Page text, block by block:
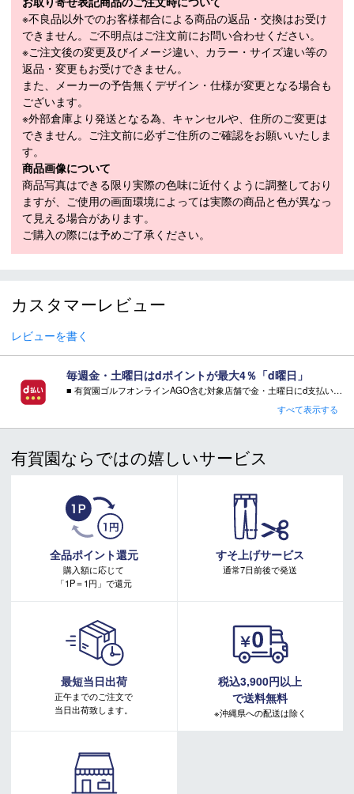
SHELL : POLYURETHANE / CUFF : POLYURETHANE / EXTERNA
L CANTING / STRAP: 40MM
SPECIFICATION
モデル
LBO2240
LENGTH（cm）
25.5cm / 26-26.5cm / 27-27.5cm
LAST（mm）
ブーツソール規
格
GRIP WALK (ISO23223)
シェル成型
モデル年
スキーブーツ 注意事項
＊取扱商品は、日本正規品です。
＊商品情報はディーラーカタログを基に表記しております。
＊製造の時期により、デザインが商品画像と異なる場合がご
ざいます。
＊製造上におきる細かい傷・汚れは、不良品に該当はしませ
ん。
る場合がございます。
＊シェル・インナー成型は実店舗の作業となります。工賃は
無料です。
＊商品に質問などある場合は、ご購入前にショップまでお問
い合わせください。
※不良品以外でのお客様都合による商品の返品・交換はお受け
できません。ご不明点はご注文前にお問い合わせください。
※ご注文後の変更及びイメージ違い、カラー・サイズ違い等の
返品・変更もお受けできません。
また、メーカーの予告無くデザイン・仕様が変更となる場合も
ございます。
※外部倉庫より発送となる為、キャンセルや、住所のご変更は
できません。ご注文前に必ずご住所のご確認をお願いいたしま
す。
商品画像について
商品写真はできる限り実際の色味に近付くように調整しており
ますが、ご使用の画面環境によっては実際の商品と色が異なっ
て見える場合があります。
ご購入の際には予めご了承ください。
カスタマーレビュー
レビューを書く
毎週金・土曜日はdポイントが最大4％「d曜日」
■ 有賀園ゴルフオンラインAGO含む対象店舗で金・土曜日にd支払いをすると
■ キャンペーン期間：毎週 金・土曜日 AM 0:00 - PM 23:59
注意事項：
・有賀園ポイントの獲得には別途ログイン/新規登録が必要です。
・本特典は予告なく変更・中止させて頂く場合があります。
・本キャンペーンの特典を受ける場合、ドコモ専用ページでエントリーが必要です。
詳しくはこちらをご確認ください。
キャンペーンページ
すべて表示する
有賀園ならではの嬉しいサービス
全品ポイント還元
購入額に応じて
「1P＝1円」で還元
すそ上げサービス
通常7日前後で発送
最短当日出荷
正午までのご注文で
当日出荷致します。
税込3,900円以上
で送料無料
※沖縄県への配送は除く